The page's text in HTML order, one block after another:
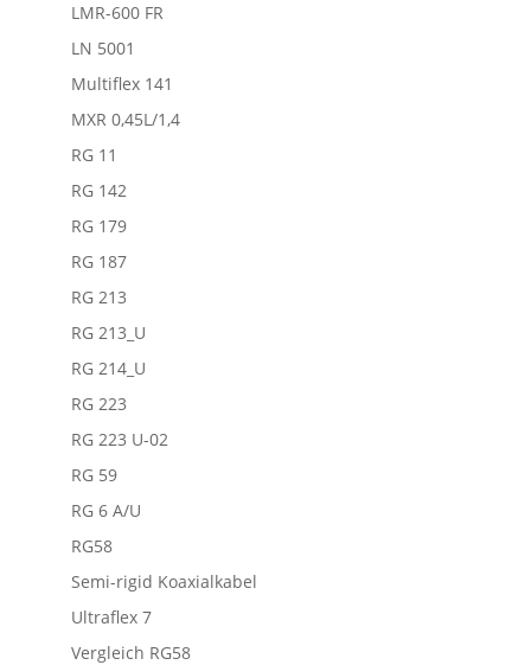
LMR-600 FR
LN 5001
Multiflex 141
MXR 0,45L/1,4
RG 11
RG 142
RG 179
RG 187
RG 213
RG 213_U
RG 214_U
RG 223
RG 223 U-02
RG 59
RG 6 A/U
RG58
Semi-rigid Koaxialkabel
Ultraflex 7
Vergleich RG58